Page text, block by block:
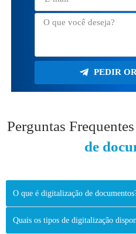
PEDIR
Perguntas
de
O que é digitalização de
Quais os tipos de digitalização